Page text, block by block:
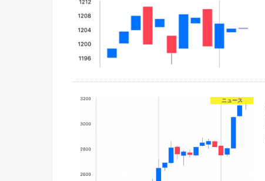
ニュース